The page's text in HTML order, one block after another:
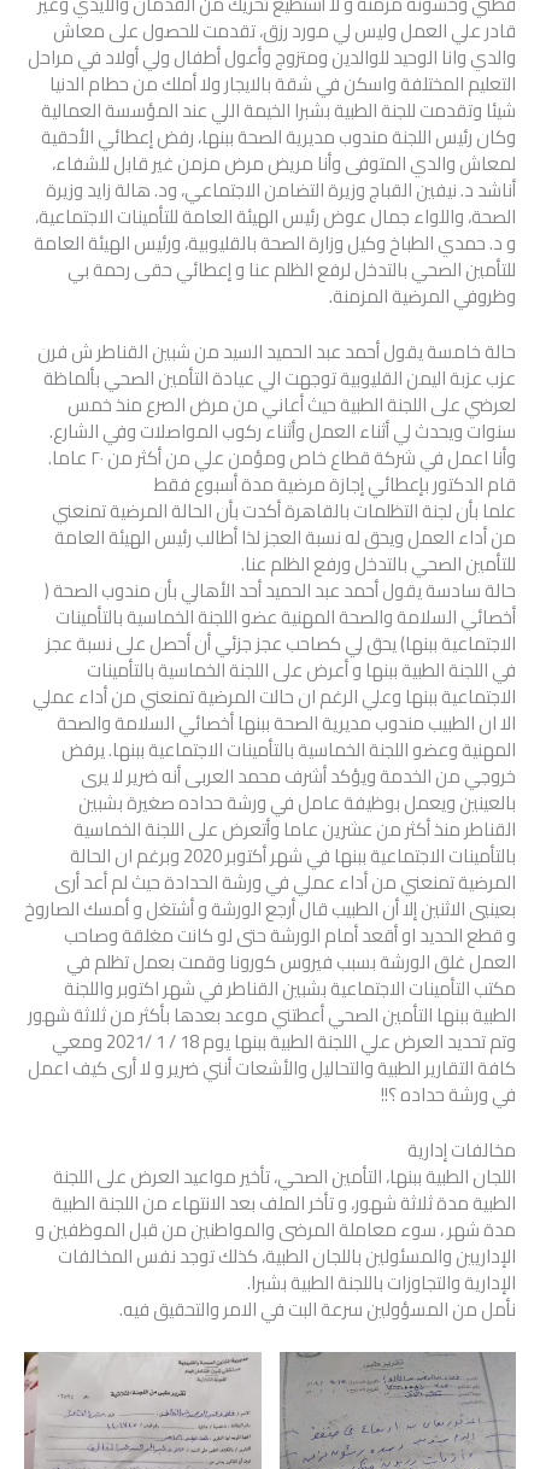
قادر علي العمل وليس لي مورد رزق، تقدمت للحصول على معاش
والدي وانا الوحيد للوالدين ومتزوج وأعول أطفال ولي أولاد في مراحل
التعليم المختلفة واسكن في شقة بالايجار ولا أملك من حطام الدنيا
شيئا وتقدمت للجنة الطبية بشبرا الخيمة اللي عند المؤسسة العمالية
وكان رئيس اللجنة مندوب مديرية الصحة ببنها، رفض إعطائي الأحقية
لمعاش والدي المتوفى وأنا مريض مرض مزمن غير قابل للشفاء،
أناشد د. نيفين القباج وزيرة التضامن الاجتماعي، ود. هالة زايد وزيرة
الصحة، واللواء جمال عوض رئيس الهيئة العامة للتأمينات الاجتماعية،
و د. حمدي الطباخ وكيل وزارة الصحة بالقليوبية، ورئيس الهيئة العامة
للتأمين الصحي بالتدخل لرفع الظلم عنا و إعطائي حقى رحمة بي
وظروفي المرضية المزمنة.
حالة خامسة يقول أحمد عبد الحميد السيد من شبين القناطر ش فرن
عزب عزبة اليمن القليوبية توجهت الي عيادة التأمين الصحي بألماظة
لعرضي على اللجنة الطبية حيث أعاني من مرض الصرع منذ خمس
سنوات ويحدث لي أثناء العمل وأثناء ركوب المواصلات وفي الشارع.
وأنا اعمل في شركة قطاع خاص ومؤمن علي من أكثر من ٢٠ عاما.
قام الدكتور بإعطائي إجازة مرضية مدة أسبوع فقط
علما بأن لجنة التظلمات بالقاهرة أكدت بأن الحالة المرضية تمنعني
من أداء العمل ويحق له نسبة العجز لذا أطالب رئيس الهيئة العامة
للتأمين الصحي بالتدخل ورفع الظلم عنا.
حالة سادسة يقول أحمد عبد الحميد أحد الأهالي بأن مندوب الصحة (
أخصائي السلامة والصحة المهنية عضو اللجنة الخماسية بالتأمينات
الاجتماعية ببنها) يحق لي كصاحب عجز جزئي أن أحصل على نسبة عجز
في اللجنة الطبية ببنها و أعرض على اللجنة الخماسية بالتأمينات
الاجتماعية ببنها وعلي الرغم ان حالت المرضية تمنعني من أداء عملي
الا ان الطبيب مندوب مديرية الصحة ببنها أخصائي السلامة والصحة
المهنية وعضو اللجنة الخماسية بالتأمينات الاجتماعية ببنها. يرفض
خروجي من الخدمة ويؤكد أشرف محمد العربى أنه ضرير لا يرى
بالعينين ويعمل بوظيفة عامل في ورشة حداده صغيرة بشبين
القناطر منذ أكثر من عشرين عاما وأتعرض على اللجنة الخماسية
بالتأمينات الاجتماعية ببنها في شهر أكتوبر 2020 وبرغم ان الحالة
المرضية تمنعني من أداء عملي في ورشة الحدادة حيث لم أعد أرى
بعينيي الاثنين إلا أن الطبيب قال أرجع الورشة و أشتغل و أمسك الصاروخ
و قطع الحديد او أقعد أمام الورشة حتى لو كانت مغلقة وصاحب
العمل غلق الورشة بسبب فيروس كورونا وقمت بعمل تظلم في
مكتب التأمينات الاجتماعية بشبين القناطر في شهر اكتوبر واللجنة
الطبية ببنها التأمين الصحي أعطتني موعد بعدها بأكثر من ثلاثة شهور
وتم تحديد العرض علي اللجنة الطبية ببنها يوم 18 / 1 /2021 ومعي
كافة التقارير الطبية والتحاليل والأشعات أنني ضرير و لا أرى كيف اعمل
في ورشة حداده ؟!!
مخالفات إدارية
اللجان الطبية ببنها، التأمين الصحي، تأخير مواعيد العرض على اللجنة
الطبية مدة ثلاثة شهور، و تأخر الملف بعد الانتهاء من اللجنة الطبية
مدة شهر ، سوء معاملة المرضى والمواطنين من قبل الموظفين و
الإداريين والمسئولين باللجان الطبية، كذلك توجد نفس المخالفات
الإدارية والتجاوزات باللجنة الطبية بشبرا.
نأمل من المسؤولين سرعة البت في الامر والتحقيق فيه.